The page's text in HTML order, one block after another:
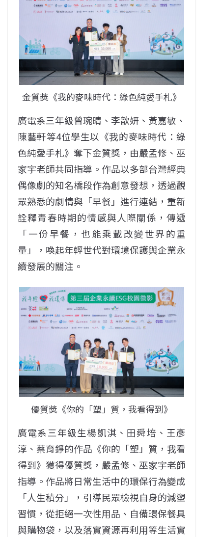
金質獎《我的麥味時代：綠色純愛手札》
廣電系三年級曾琬晴、李歆妍、黃嘉敏、
陳藝軒等4位學生以《我的麥味時代：綠
色純愛手札》奪下金質獎，由嚴孟修、巫
家宇老師共同指導。作品以多部台灣經典
偶像劇的知名橋段作為創意發想，透過觀
眾熟悉的劇情與「早餐」進行連結，重新
詮釋青春時期的情感與人際關係，傳遞
「一份早餐，也能乘載改變世界的重
量」，喚起年輕世代對環境保護與企業永
續發展的關注。
優質獎《你的「塑」質，我看得到》
廣電系三年級生楊凱淇、田舜培、王彥
淳、蔡育錚的作品《你的「塑」質，我看
得到》獲得優質獎，嚴孟修、巫家宇老師
指導。作品將日常生活中的環保行為變成
「人生積分」，引導民眾檢視自身的減塑
習慣，從拒絕一次性用品、自備環保餐具
與購物袋，以及落實資源再利用等生活實